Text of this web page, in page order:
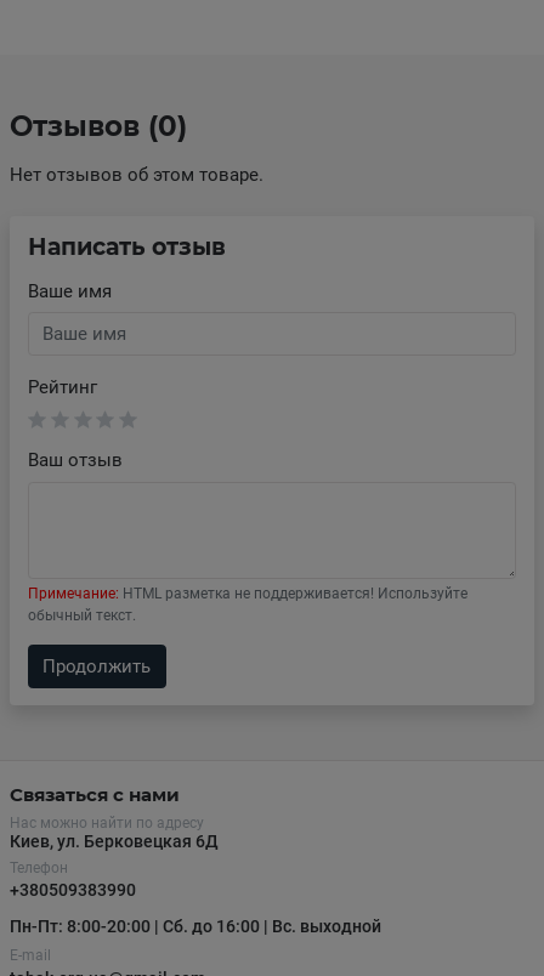
Отзывов (0)
Нет отзывов об этом товаре.
Написать отзыв
Ваше имя
Рейтинг
Ваш отзыв
Примечание: HTML разметка не поддерживается! Используйте
обычный текст.
Продолжить
Связаться с нами
Нас можно найти по адресу
Киев, ул. Берковецкая 6Д
Телефон
+380509383990
Пн-Пт: 8:00-20:00 | Сб. до 16:00 | Вс. выходной
E-mail